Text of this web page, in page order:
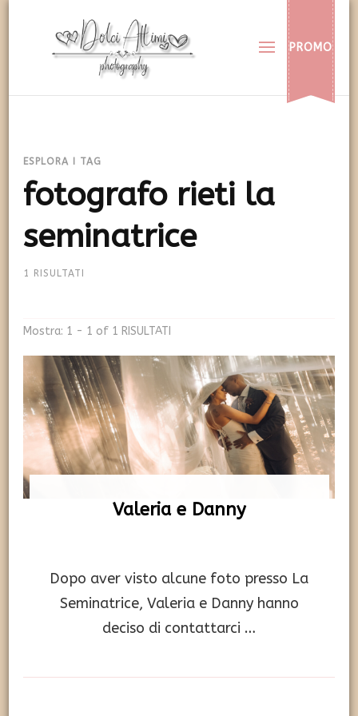
Dolci Attimi
Rendiamo immortali i vostri dolci momenti
PROMO
ESPLORA I TAG
fotografo rieti la
seminatrice
1 RISULTATI
Mostra: 1 - 1 of 1 RISULTATI
Valeria e Danny
Dopo aver visto alcune foto presso La
Seminatrice, Valeria e Danny hanno
deciso di contattarci …